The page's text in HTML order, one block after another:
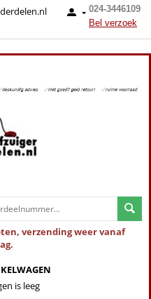
024-3446109
Bel verzoek
verzending weer vanaf
is leeg